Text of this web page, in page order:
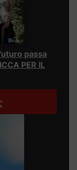
passa
PER IL